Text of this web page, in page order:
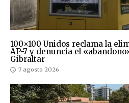
100×100 Unidos reclama la
AP-7 y denuncia el
Gibraltar
7 agosto 2026